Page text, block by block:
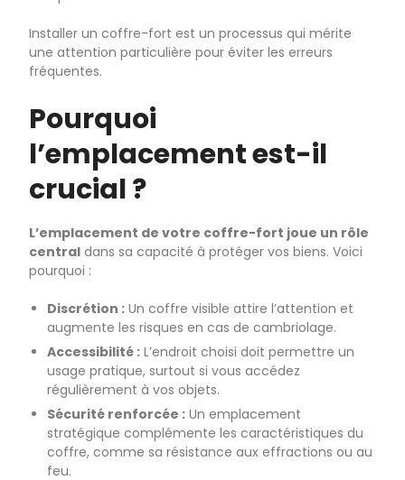
Installer un coffre-fort est un processus qui mérite
une attention particulière pour éviter les erreurs
fréquentes.
Pourquoi
l’emplacement est-il
crucial ?
L’emplacement de votre coffre-fort joue un rôle
central dans sa capacité à protéger vos biens. Voici
pourquoi :
Discrétion : Un coffre visible attire l’attention et
augmente les risques en cas de cambriolage.
Accessibilité : L’endroit choisi doit permettre un
usage pratique, surtout si vous accédez
régulièrement à vos objets.
Sécurité renforcée : Un emplacement
stratégique complémente les caractéristiques du
coffre, comme sa résistance aux effractions ou au
feu.